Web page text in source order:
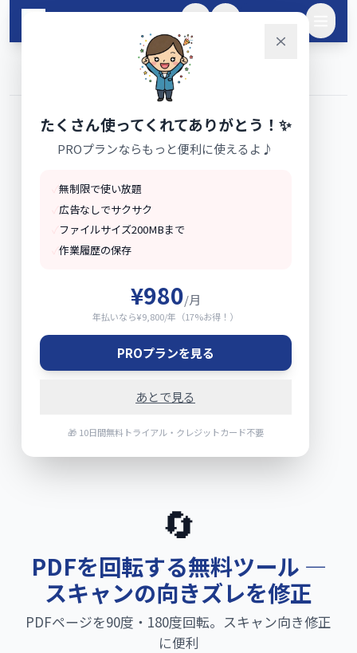
メインコンテンツへスキップ
PDF回転
🔄
PDFを回転する無料ツール —
スキャンの向きズレを修正
PDFページを90度・180度回転。スキャン向き修正
に便利
たくさん使ってくれてありがとう！✨
PROプランならもっと便利に使えるよ♪
無制限で使い放題
広告なしでサクサク
ファイルサイズ200MBまで
作業履歴の保存
¥980/月
年払いなら¥9,800/年（17%お得！）
PROプランを見る
あとで見る
🎁 10日間無料トライアル・クレジットカード不要